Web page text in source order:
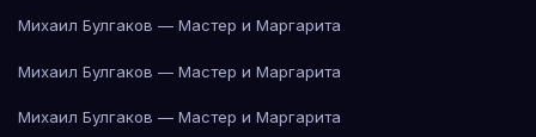
Михаил Булгаков — Мастер и Маргарита
Михаил Булгаков — Мастер и Маргарита
Михаил Булгаков — Мастер и Маргарита